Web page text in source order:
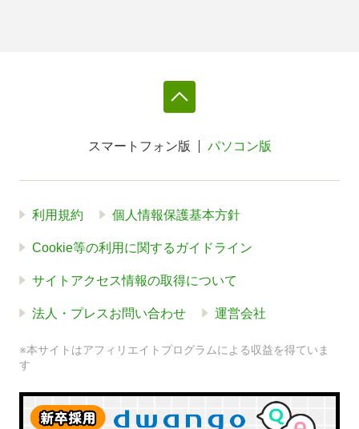
スマートフォン版 パソコン版
利用規約 個人情報保護基本方針
Cookie等の利用に関するガイドライン
サイトアクセス情報の取得について
法人・プレスお問い合わせ 運営会社
※本サイトはアフィリエイトプログラムによる収益を得ていま
す